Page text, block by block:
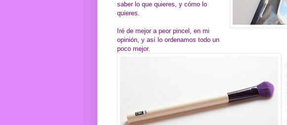
saber lo que quieres, y cómo lo
quieres.
Iré de mejor a peor pincel, en mi
opinión, y así lo ordenamos todo un
poco mejor.